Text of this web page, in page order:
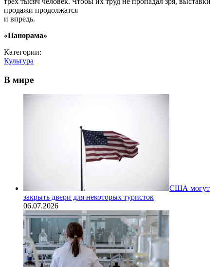
продажи продолжатся
и впредь.
«Панорама»
Категории:
Культура
В мире
США могут
закрыть двери для некоторых туристок
06.07.2026